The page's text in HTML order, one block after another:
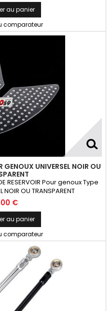
au panier
comparateur
GENOUX UNIVERSEL NOIR OU
RESERVOIR Pour genoux Type
NOIR OU TRANSPARENT
€
au panier
comparateur